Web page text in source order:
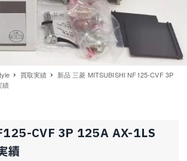
買取実績
新品 三菱 MITSUBISHI NF125-CVF 3P
績
CVF 3P 125A AX-1LS
績